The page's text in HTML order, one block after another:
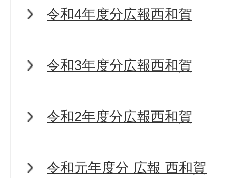
令和4年度分広報西和賀
令和3年度分広報西和賀
令和2年度分広報西和賀
令和元年度分 広報 西和賀